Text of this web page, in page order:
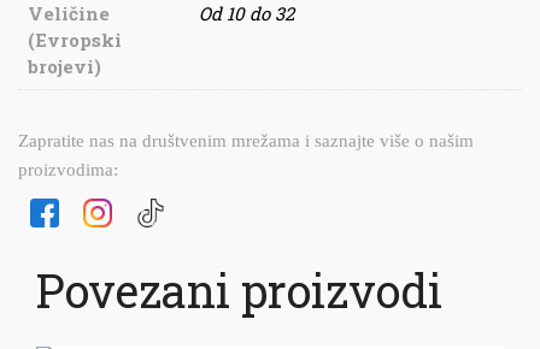
Veličine
(Evropski
brojevi)
Od 10 do 32
Zapratite nas na društvenim mrežama i saznajte više o našim
proizvodima:
Povezani proizvodi